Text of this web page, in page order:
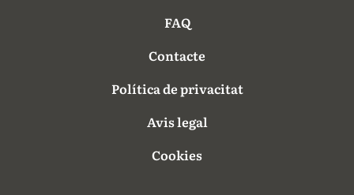
FAQ
Contacte
Política de privacitat
Avis legal
Cookies